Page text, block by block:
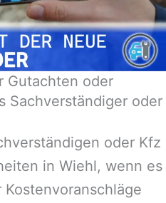
Gutachten oder
Sachverständiger oder
oder Kfz
in Wiehl, wenn es